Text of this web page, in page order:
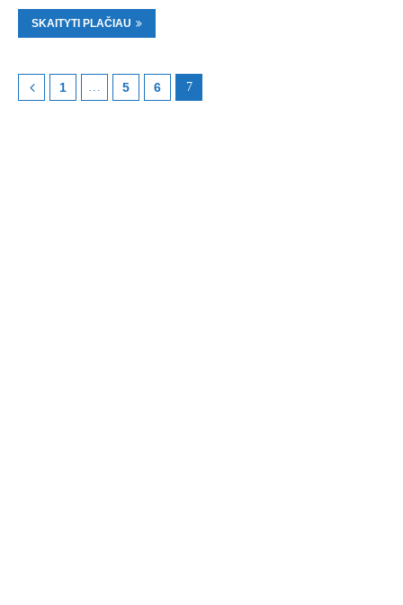
SKAITYTI PLAČIAU
1 … 5 6 7